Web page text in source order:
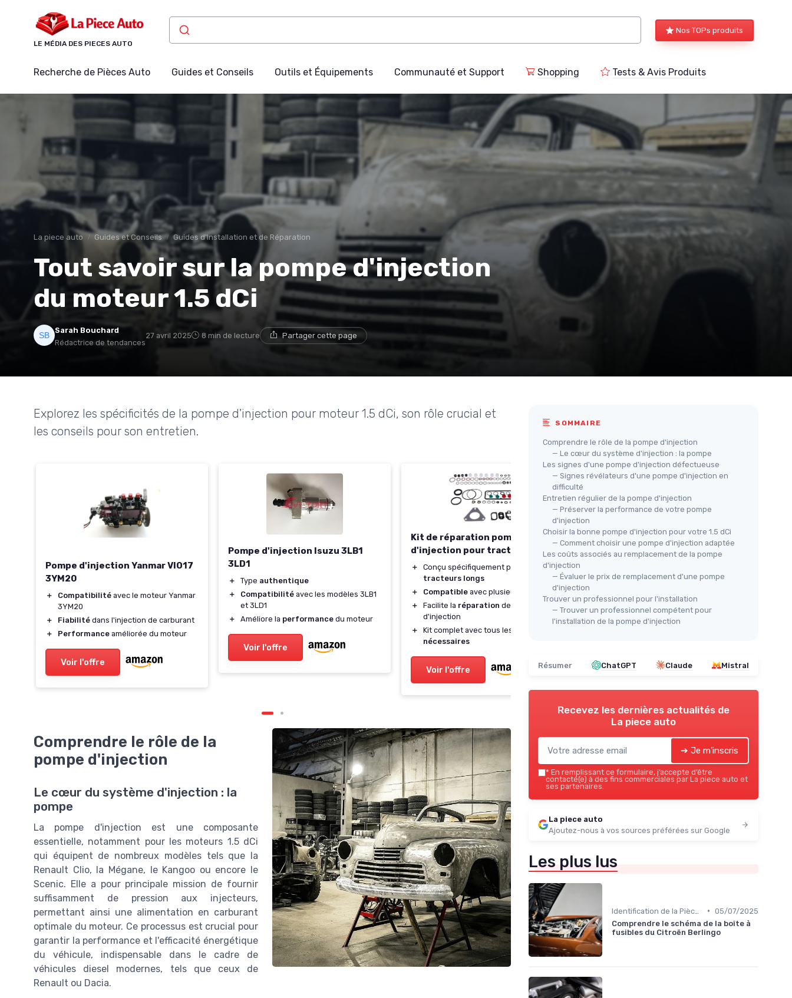
LE MÉDIA DES PIECES AUTO
Nos TOPs produits
Recherche de Pièces Auto Guides et Conseils Outils et Équipements Communauté et Support Shopping Tests & Avis Produits
La piece auto Guides et Conseils Guides d'Installation et de Réparation
Tout savoir sur la pompe d'injection
du moteur 1.5 dCi
Sarah Bouchard
Rédactrice de tendances
27 avril 2025 8 min de lecture Partager cette page
Explorez les spécificités de la pompe d'injection pour moteur 1.5 dCi, son rôle crucial et
les conseils pour son entretien.
Pompe d'injection Yanmar VIO17
3YM20
＋ Compatibilité avec le moteur Yanmar
3YM20
＋
Fiabilité dans l'injection de carburant
＋
Performance améliorée du moteur
Voir l'offre
Pompe d'injection Isuzu 3LB1
3LD1
＋ Type authentique
＋
Compatibilité avec les modèles 3LB1
et 3LD1
＋
Améliore la performance du moteur
Voir l'offre
Kit de réparation pompe
d'injection pour tracteurs
＋
Conçu spécifiquement pour les
tracteurs longs
＋
Compatible avec plusieurs séries
＋
Facilite la réparation de la pompe
d'injection
＋
Kit complet avec tous les
nécessaires
Voir l'offre
Kit de réparation DQ200 DSG
KITRONIC
＋
1L d'huile
Volkswagen
＋ Livré avecjoint
★★★★★
★★★★★ 5/5 — 1 avis
Comprendre le rôle de la
pompe d'injection
Le cœur du système d'injection : la
pompe
La pompe d'injection est une composante
essentielle, notamment pour les moteurs 1.5 dCi
qui équipent de nombreux modèles tels que la
Renault Clio, la Mégane, le Kangoo ou encore le
Scenic. Elle a pour principale mission de fournir
suffisamment de pression aux injecteurs,
permettant ainsi une alimentation en carburant
optimale du moteur. Ce processus est crucial pour
garantir la performance et l'efficacité énergétique
du véhicule, indispensable dans le cadre de
véhicules diesel modernes, tels que ceux de
Renault ou Dacia.
SOMMAIRE
Comprendre le rôle de la pompe d'injection
— Le cœur du système d'injection : la pompe
Les signes d'une pompe d'injection défectueuse
— Signes révélateurs d'une pompe d'injection en
difficulté
Entretien régulier de la pompe d'injection
— Préserver la performance de votre pompe
d'injection
Choisir la bonne pompe d'injection pour votre 1.5 dCi
— Comment choisir une pompe d'injection adaptée
Les coûts associés au remplacement de la pompe
d'injection
— Évaluer le prix de remplacement d'une pompe
d'injection
Trouver un professionnel pour l'installation
— Trouver un professionnel compétent pour
l'installation de la pompe d'injection
Résumer ChatGPT Claude Mistral
Recevez les dernières actualités de
La piece auto
➔ Je m'inscris
* En remplissant ce formulaire, j’accepte d’être
contacté(e) à des fins commerciales par La piece auto et
ses partenaires.
La piece auto
Ajoutez-nous à vos sources préférées sur Google
Les plus lus
• 05/07/2025
Comprendre le schéma de la boîte à
fusibles du Citroën Berlingo